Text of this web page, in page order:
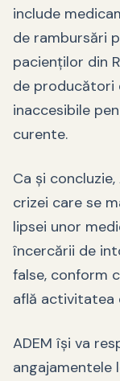
include
de rambursări
pacienților din
de producători
inaccesibile
curente.
Ca și
crizei care se
lipsei unor
încercării de
false, conform
află activitatea
ADEM își va
angajamentele